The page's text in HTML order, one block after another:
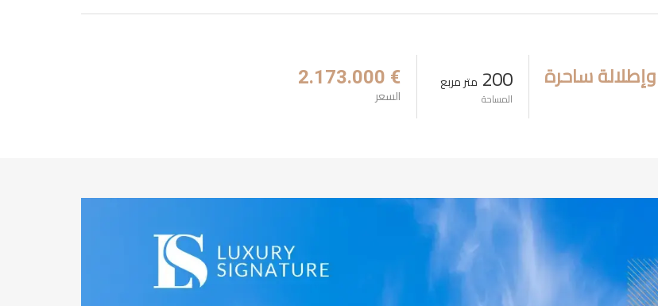
200 متر مربع
المساحة
€ 2.173.000
السعر